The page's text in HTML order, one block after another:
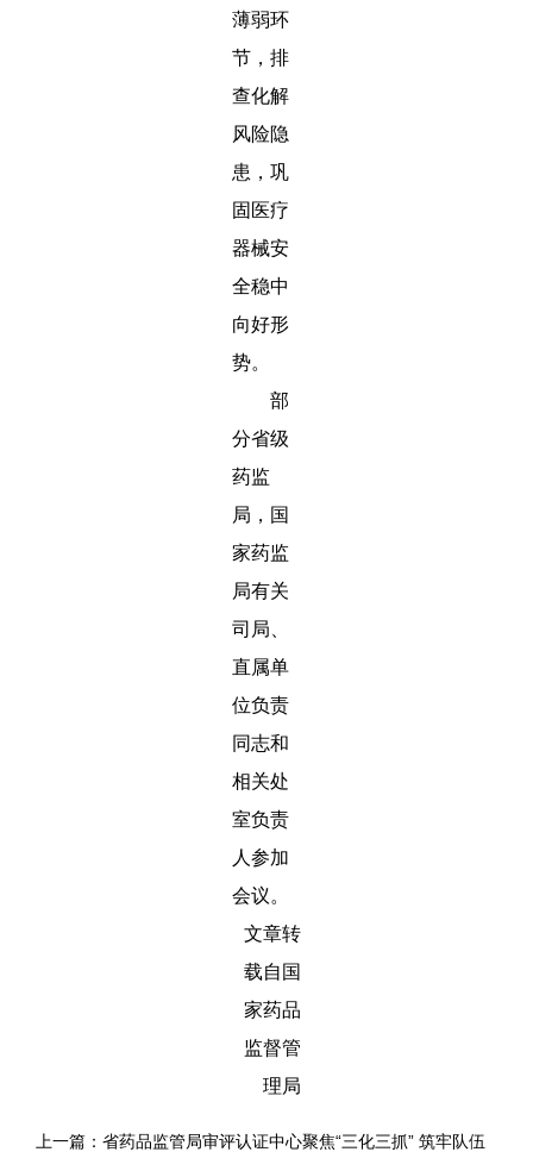
薄弱环
节，排
查化解
风险隐
患，巩
固医疗
器械安
全稳中
向好形
势。
部
分省级
药监
局，国
家药监
局有关
司局、
直属单
位负责
同志和
相关处
室负责
人参加
会议。
文章转
载自国
家药品
监督管
理局
上一篇： 省药品监管局审评认证中心聚焦“三化三抓” 筑牢队伍